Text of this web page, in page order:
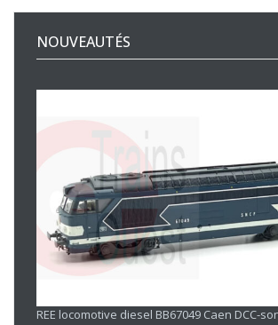
NOUVEAUTÉS
REE locomotive diesel BB67049 Caen DCC-